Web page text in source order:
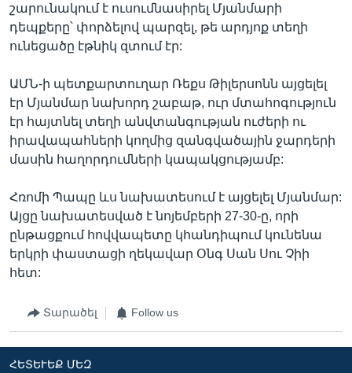
շարունակում է ուսումնասիրել Մյանմարի
դեպքերը՝ փորձելով պարզել, թե արդյոք տեղի
ունեցածը էթնիկ զտում էր:
ԱՄՆ-ի պետքարտուղար Ռեքս Թիլերսոնն այցելել
էր Մյանմար նախորդ շաբաթ, ուր մտահոգություն
էր հայտնել տեղի անվտանգության ուժերի ու
իրավապահների կողմից զանգվածային ջարդերի
մասին հաղորդումների կապակցությամբ:
Հռոմի Պապը ևս նախատեսում է այցելել Մյանմար:
Այցը նախատեսված է նոյեմբերի 27-30-ը, որի
ընթացքում հովվապետը կհանդիպում կունենա
երկրի փաստացի ղեկավար Օնգ Սան Սու Չիի
հետ:
Տարածել Follow us
ՀԵՏԵՒԵՔ ՄԵԶ